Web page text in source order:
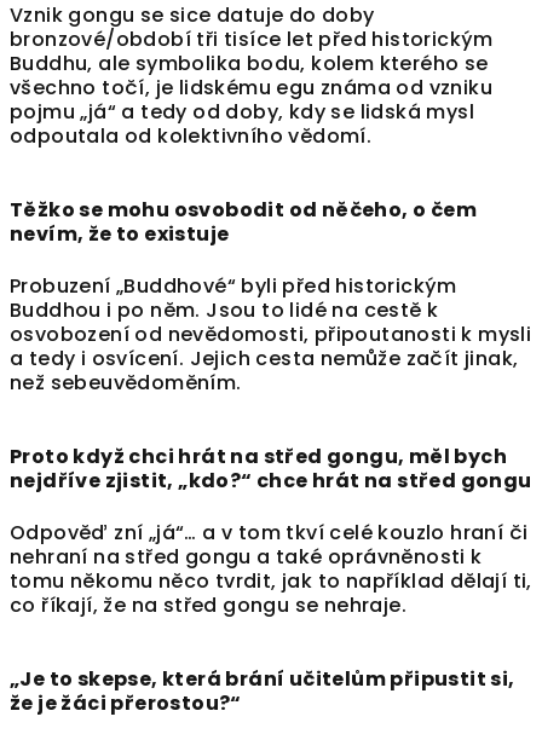
Vznik gongu se sice datuje do doby
bronzové/období tři tisíce let před historickým
Buddhu, ale symbolika bodu, kolem kterého se
všechno točí, je lidskému egu známa od vzniku
pojmu „já“ a tedy od doby, kdy se lidská mysl
odpoutala od kolektivního vědomí.
Těžko se mohu osvobodit od něčeho, o čem
nevím, že to existuje
Probuzení „Buddhové“ byli před historickým
Buddhou i po něm. Jsou to lidé na cestě k
osvobození od nevědomosti, připoutanosti k mysli
a tedy i osvícení. Jejich cesta nemůže začít jinak,
než sebeuvědoměním.
Proto když chci hrát na střed gongu, měl bych
nejdříve zjistit, „kdo?“ chce hrát na střed gongu
Odpověď zní „já“… a v tom tkví celé kouzlo hraní či
nehraní na střed gongu a také oprávněnosti k
tomu někomu něco tvrdit, jak to například dělají ti,
co říkají, že na střed gongu se nehraje.
„Je to skepse, která brání učitelům připustit si,
že je žáci přerostou?“